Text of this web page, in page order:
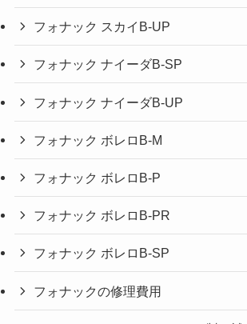
フォナック スカイB-UP
フォナック ナイーダB-SP
フォナック ナイーダB-UP
フォナック ボレロB-M
フォナック ボレロB-P
フォナック ボレロB-PR
フォナック ボレロB-SP
フォナックの修理費用